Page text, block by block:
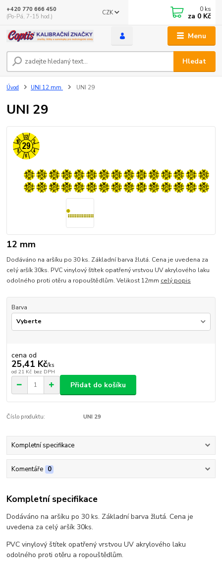
Menu
CZK
Hledat
+420 770 666 450
(Po-Pá, 7-15 hod.)
0 ks
za 0 Kč
Úvod UNI 12 mm UNI 29
UNI 29
12 mm
Dodáváno na aršíku po 30 ks. Základní barva žlutá. Cena je uvedena za
celý aršík 30ks. PVC vinylový štítek opatřený vrstvou UV akrylového laku
odolného proti otěru a ropouštědlům. Velikost 12mm celý popis
Barva
cena od
25,41 Kč/ks
od 21 Kč bez DPH
Přidat do košíku
Číslo produktu: UNI 29
Kompletní specifikace
Komentáře 0
Kompletní specifikace
Dodáváno na aršíku po 30 ks. Základní barva žlutá. Cena je
uvedena za celý aršík 30ks.
PVC vinylový štítek opatřený vrstvou UV akrylového laku
odolného proti otěru a ropouštědlům.